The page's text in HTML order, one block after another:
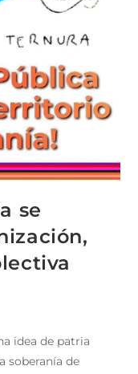
se
idea de patria
soberanía de